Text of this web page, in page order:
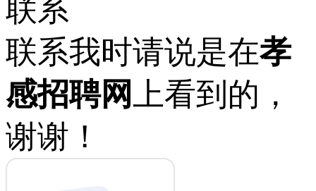
联系
联系我时请说是在孝
感招聘网
上看到的，
谢谢！